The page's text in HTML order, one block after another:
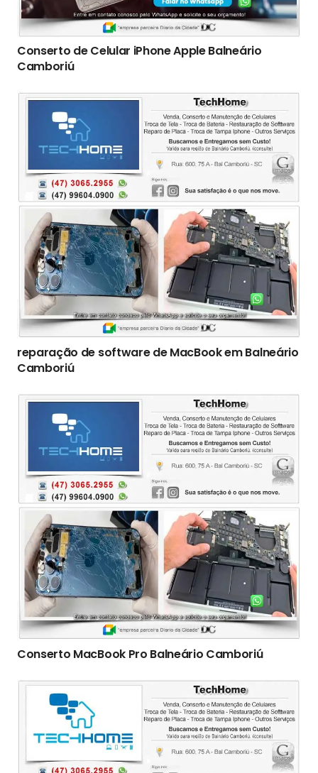
Conserto de Celular iPhone Apple Balneário
Camboriú
reparação de software de MacBook em Balneário
Camboriú
Conserto ‎MacBook Pro Balneário Camboriú